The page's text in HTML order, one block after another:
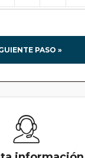
PASO »